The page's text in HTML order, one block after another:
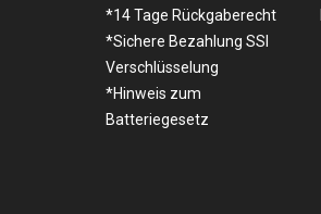
*14 Tage Rückgaberecht
*Sichere Bezahlung SSl
Verschlüsselung
*Hinweis zum
Batteriegesetz